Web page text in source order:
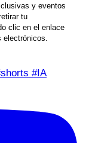
y eventos
tu
clic en el enlace
#IA